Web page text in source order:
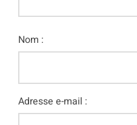
Nom :
Adresse e-mail :